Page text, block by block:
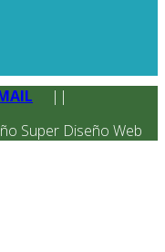
||
Super Diseño Web